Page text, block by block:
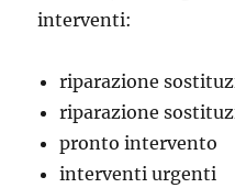
interventi:
riparazione
riparazione
pronto intervento
interventi urgenti